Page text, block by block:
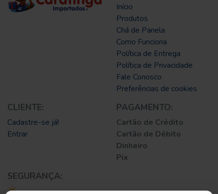
Início
Produtos
Chá de Panela
Como Funciona
Política de Entrega
Política de Privacidade
Fale Conosco
Preferências de cookies
CLIENTE:
Cadastre-se já!
Entrar
PAGAMENTO:
Cartão de Crédito
Cartão de Débito
Dinheiro
Pix
SEGURANÇA: